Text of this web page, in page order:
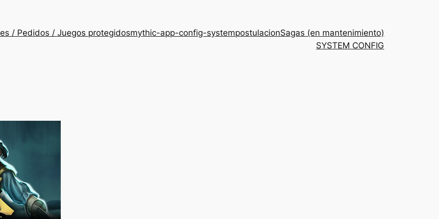
/ Pedidos / Juegos protegidosmythic-app-config-systempostulacionSagas (en mantenimiento)
SYSTEM CONFIG